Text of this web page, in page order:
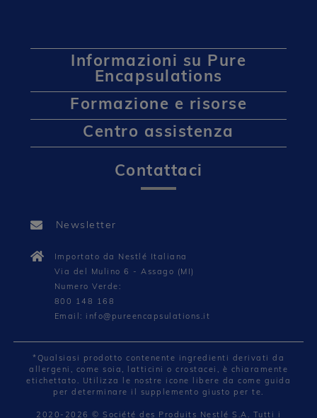
Informazioni su Pure
Encapsulations
Formazione e risorse
Centro assistenza
Contattaci
Newsletter
Importato da Nestlé Italiana
Via del Mulino 6 - Assago (MI)
Numero Verde:
800 148 168
Email: info@pureencapsulations.it
*Qualsiasi prodotto contenente ingredienti derivati da
allergeni, come soia, latticini o crostacei, è chiaramente
etichettato. Utilizza le nostre icone libere da come guida
per determinare il supplemento giusto per te.
2020-2026 © Société des Produits Nestlé S.A. Tutti i